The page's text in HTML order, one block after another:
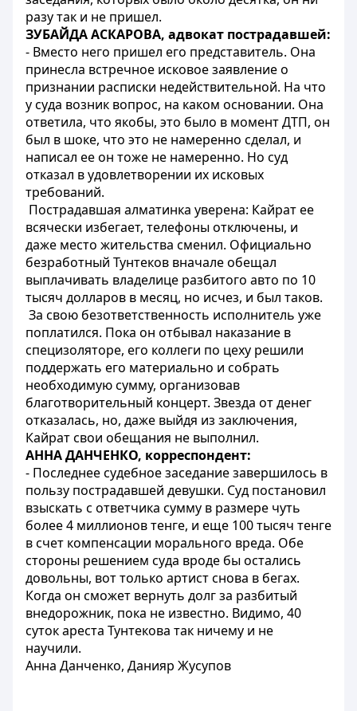
разу так и не пришел.
ЗУБАЙДА АСКАРОВА, адвокат пострадавшей:
- Вместо него пришел его представитель. Она
принесла встречное исковое заявление о
признании расписки недействительной. На что
у суда возник вопрос, на каком основании. Она
ответила, что якобы, это было в момент ДТП, он
был в шоке, что это не намеренно сделал, и
написал ее он тоже не намеренно. Но суд
отказал в удовлетворении их исковых
требований.
Пострадавшая алматинка уверена: Кайрат ее
всячески избегает, телефоны отключены, и
даже место жительства сменил. Официально
безработный Тунтеков вначале обещал
выплачивать владелице разбитого авто по 10
тысяч долларов в месяц, но исчез, и был таков.
За свою безответственность исполнитель уже
поплатился. Пока он отбывал наказание в
специзоляторе, его коллеги по цеху решили
поддержать его материально и собрать
необходимую сумму, организовав
благотворительный концерт. Звезда от денег
отказалась, но, даже выйдя из заключения,
Кайрат свои обещания не выполнил.
АННА ДАНЧЕНКО, корреспондент:
- Последнее судебное заседание завершилось в
пользу пострадавшей девушки. Суд постановил
взыскать с ответчика сумму в размере чуть
более 4 миллионов тенге, и еще 100 тысяч тенге
в счет компенсации морального вреда. Обе
стороны решением суда вроде бы остались
довольны, вот только артист снова в бегах.
Когда он сможет вернуть долг за разбитый
внедорожник, пока не известно. Видимо, 40
суток ареста Тунтекова так ничему и не
научили.
Анна Данченко, Данияр Жусупов